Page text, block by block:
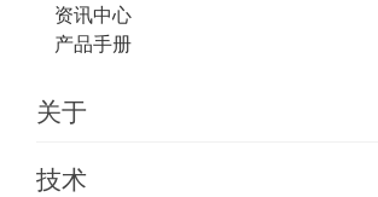
资讯中心
产品手册
关于
技术